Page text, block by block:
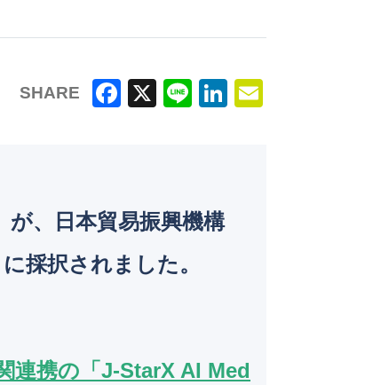
SHARE
e
b
o
e
dI
、日本貿易振興機構
採択されました。
連携の「J-StarX AI Med